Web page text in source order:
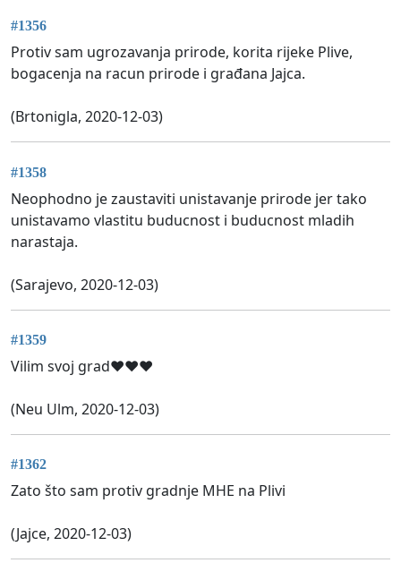
#1356
Protiv sam ugrozavanja prirode, korita rijeke Plive,
bogacenja na racun prirode i građana Jajca.
(Brtonigla, 2020-12-03)
#1358
Neophodno je zaustaviti unistavanje prirode jer tako
unistavamo vlastitu buducnost i buducnost mladih
narastaja.
(Sarajevo, 2020-12-03)
#1359
Vilim svoj grad❤❤❤
(Neu Ulm, 2020-12-03)
#1362
Zato što sam protiv gradnje MHE na Plivi
(Jajce, 2020-12-03)